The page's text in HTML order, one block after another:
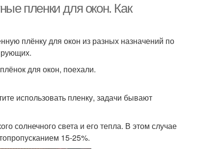
пленки для окон. Как
плёнку для окон из разных назначений по
для окон, поехали.
использовать пленку, задачи бывают
солнечного света и его тепла. В этом случае
15-25%.